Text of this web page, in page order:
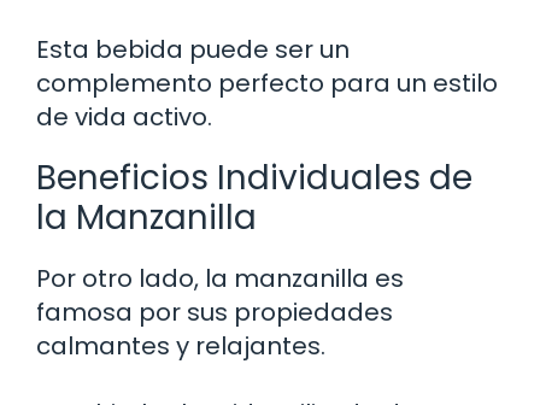
Esta bebida puede ser un
complemento perfecto para un estilo
de vida activo.
Beneficios Individuales de
la Manzanilla
Por otro lado, la manzanilla es
famosa por sus propiedades
calmantes y relajantes.